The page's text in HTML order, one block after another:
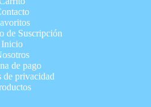
de Suscripción
Inicio
de pago
de privacidad